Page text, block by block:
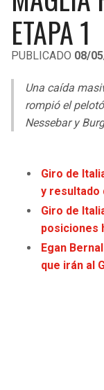
LIGA DE EXPANSIÓN
LEAGUES CUP
UEFA EUROPA
UEFA CONFERENCE
COPA
COPA
OTRAS LIGAS
RAIDERS
RAVENS
BROWNS
STEELERS
TEXANS
CAVALIERS
PACERS
HAWKS
HORNETS
HEAT
ETAPA 1
PUBLICADO 08/
Una caída
rompió el
Nessebar y
Giro de
y resultado
Giro de
posiciones
Egan
que irán al